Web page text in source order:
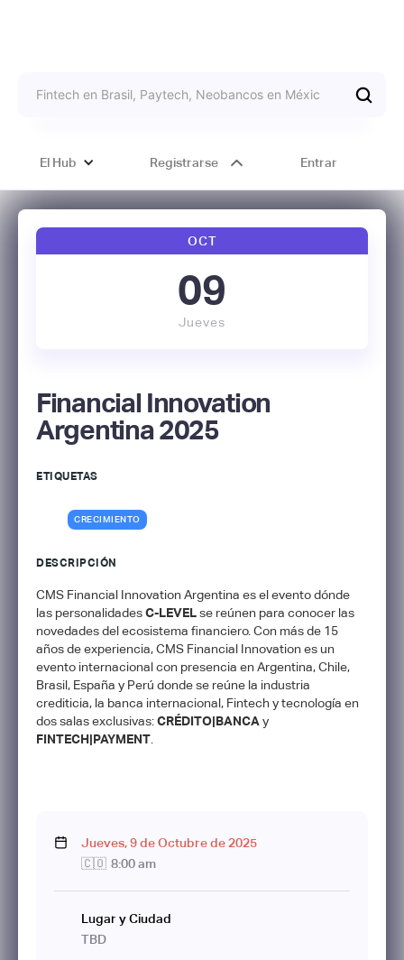
El Hub Registrarse Entrar
OCT
09
Jueves
Financial Innovation
Argentina 2025
ETIQUETAS
CRECIMIENTO
DESCRIPCIÓN
CMS Financial Innovation Argentina es el evento dónde
las personalidadesC-LEVELse reúnen para conocer las
novedades del ecosistema financiero. Con más de 15
años de experiencia, CMS Financial Innovation es un
evento internacional con presencia en Argentina, Chile,
Brasil, España y Perú donde se reúne la industria
crediticia, la banca internacional, Fintech y tecnología en
dos salas exclusivas:CRÉDITO|BANCA y
FINTECH|PAYMENT
Jueves,9deOctubrede 2025
🇨🇴 8:00 am
Lugar y Ciudad
TBD